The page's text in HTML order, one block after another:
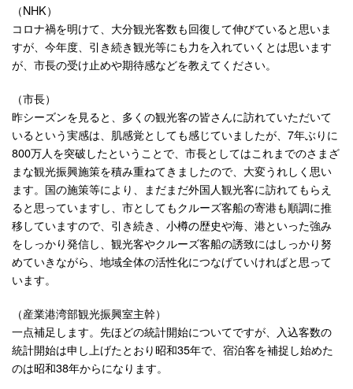
（NHK）
コロナ禍を明けて、大分観光客数も回復して伸びていると思いま
すが、今年度、引き続き観光等にも力を入れていくとは思います
が、市長の受け止めや期待感などを教えてください。
（市長）
昨シーズンを見ると、多くの観光客の皆さんに訪れていただいて
いるという実感は、肌感覚としても感じていましたが、7年ぶりに
800万人を突破したということで、市長としてはこれまでのさまざ
まな観光振興施策を積み重ねてきましたので、大変うれしく思い
ます。国の施策等により、まだまだ外国人観光客に訪れてもらえ
ると思っていますし、市としてもクルーズ客船の寄港も順調に推
移していますので、引き続き、小樽の歴史や海、港といった強み
をしっかり発信し、観光客やクルーズ客船の誘致にはしっかり努
めていきながら、地域全体の活性化につなげていければと思って
います。
（産業港湾部観光振興室主幹）
一点補足します。先ほどの統計開始についてですが、入込客数の
統計開始は申し上げたとおり昭和35年で、宿泊客を補捉し始めた
のは昭和38年からになります。